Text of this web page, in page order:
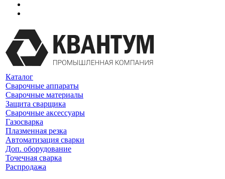
Каталог
Сварочные аппараты
Сварочные материалы
Защита сварщика
Сварочные аксессуары
Газосварка
Плазменная резка
Автоматизация сварки
Доп. оборудование
Точечная сварка
Распродажа